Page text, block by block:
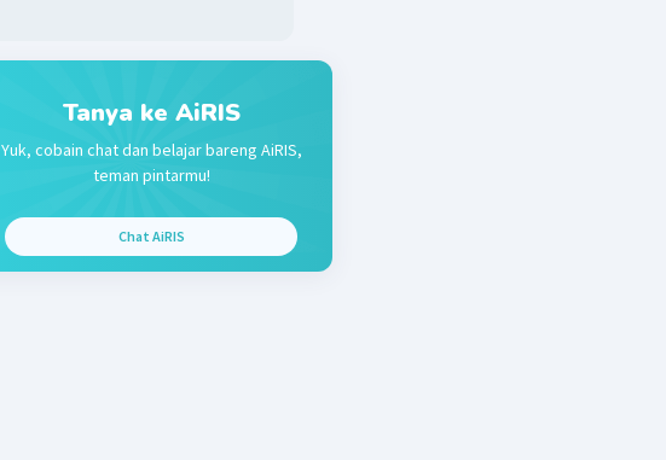
Tanya ke AiRIS
Yuk, cobain chat dan belajar bareng AiRIS,
teman pintarmu!
Chat AiRIS